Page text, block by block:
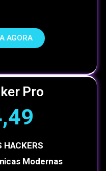
AGORA
Pro
HACKERS
Modernas